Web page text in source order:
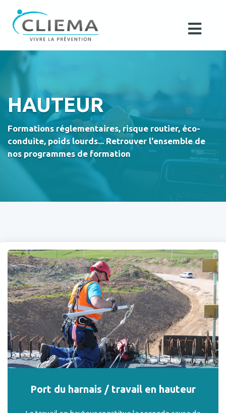
HAUTEUR
Formations réglementaires, risque routier, éco-
conduite, poids lourds... Retrouver l'ensemble de
nos programmes de formation
Port du harnais / travail en hauteur